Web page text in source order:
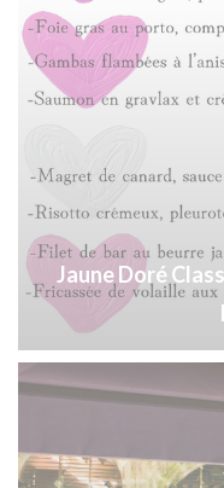
Jaune Doré